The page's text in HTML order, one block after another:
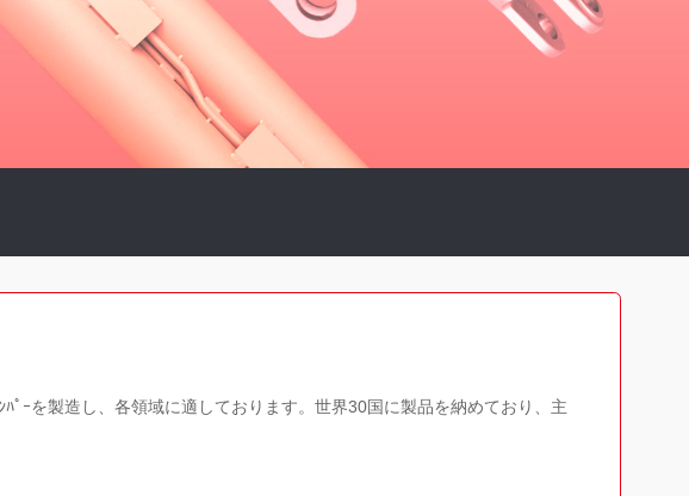
ﾟｰを製造し、各領域に適しております。世界30国に製品を納めており、主